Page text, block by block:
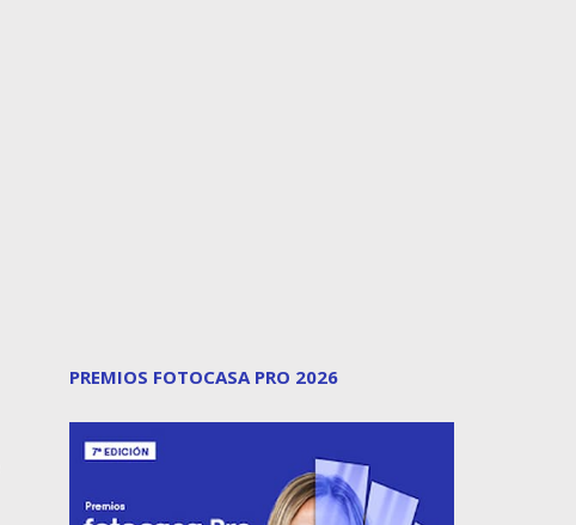
PREMIOS FOTOCASA PRO 2026